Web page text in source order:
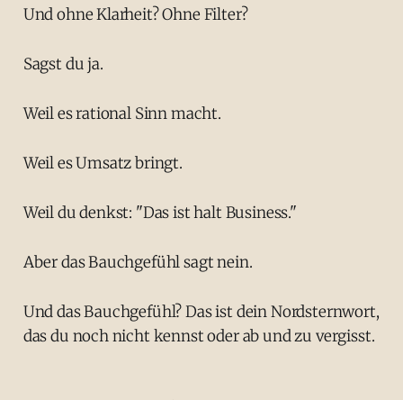
Und ohne Klarheit? Ohne Filter?
Sagst du ja.
Weil es rational Sinn macht.
Weil es Umsatz bringt.
Weil du denkst: "Das ist halt Business."
Aber das Bauchgefühl sagt nein.
Und das Bauchgefühl? Das ist dein Nordsternwort,
das du noch nicht kennst oder ab und zu vergisst.